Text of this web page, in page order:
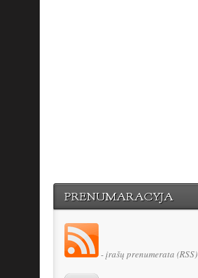
PRENUMARACYJA
- įrašų prenumerata (RSS)